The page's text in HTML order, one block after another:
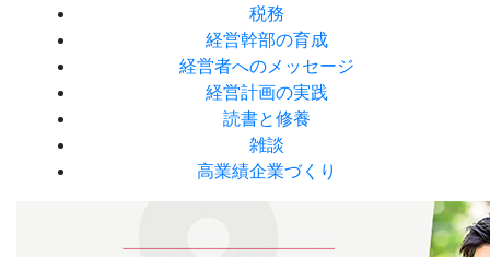
税務
経営幹部の育成
経営者へのメッセージ
経営計画の実践
読書と修養
雑談
高業績企業づくり